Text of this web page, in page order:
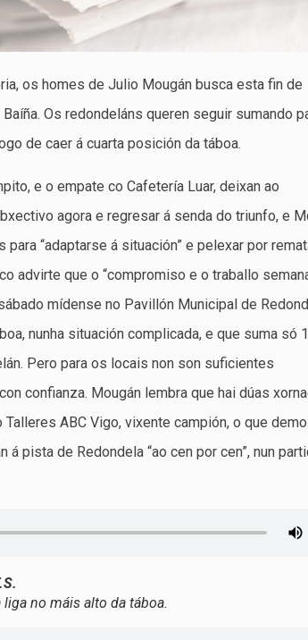
os homes de Julio Mougán busca esta fin de
Os redondeláns queren seguir sumando
de caer á cuarta posición da táboa.
e o empate co Cafetería Luar, deixan ao
agora e regresar á senda do triunfo, e
“adaptarse á situación” e pelexar por
advirte que o “compromiso e o traballo
mídense no Pavillón Municipal de
nunha situación complicada, e que suma só
Pero para os locais non son suficientes
confianza. Mougán lembra que hai dúas
ABC Vigo, vixente campión, o que
pista de Redondela “ao cen por cen”, nun
no máis alto da táboa.